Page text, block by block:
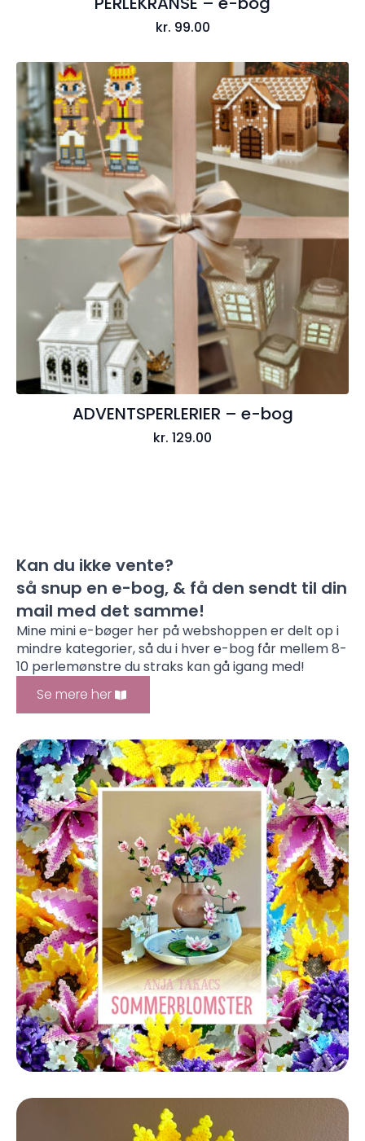
kr. 99.00
ADVENTSPERLERIER – e-bog
kr. 129.00
Kan du ikke vente?
så snup en e-bog, & få den sendt til din
mail med det samme!
Mine mini e-bøger her på webshoppen er delt op i
mindre kategorier, så du i hver e-bog får mellem 8-
10 perlemønstre du straks kan gå igang med!
Se mere her